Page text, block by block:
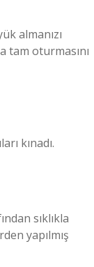
almanızı
tam oturmasını
kınadı.
sıklıkla
yapılmış